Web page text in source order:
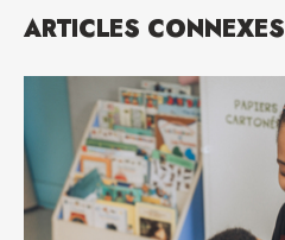
ARTICLES CONNEXES